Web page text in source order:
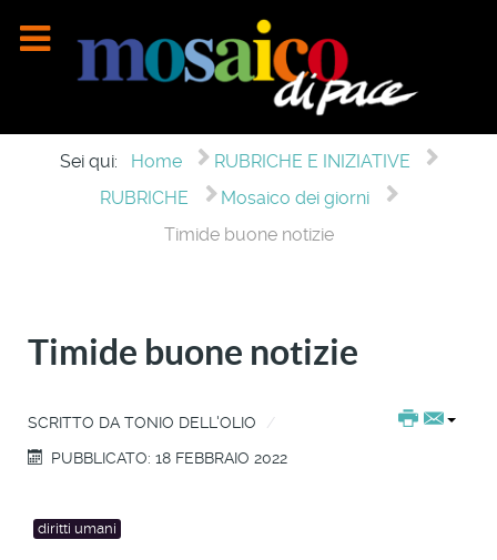
Sei qui: Home
RUBRICHE E INIZIATIVE
RUBRICHE
Mosaico dei giorni
Timide buone notizie
Timide buone notizie
SCRITTO DA TONIO DELL'OLIO
PUBBLICATO: 18 FEBBRAIO 2022
diritti umani